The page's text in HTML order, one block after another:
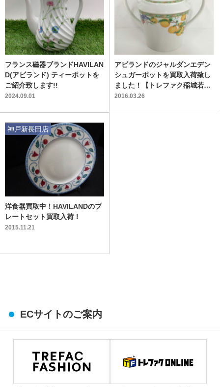
フランス磁器ブランドHAVILAN
D(アビランド) ティーポットを
ご紹介致します!!
2024.09.01
アビランドのジャルダンエデン
シュガーポットを買取入荷致し
ました！【トレファク稲城若葉
台店】
2016.03.26
洋食器買取中！HAVILANDのプ
レートセット買取入荷！
2015.11.21
神戸新長田店
ECサイトのご案内